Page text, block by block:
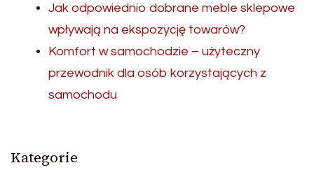
Jak odpowiednio dobrane meble sklepowe
wpływają na ekspozycję towarów?
Komfort w samochodzie – użyteczny
przewodnik dla osób korzystających z
samochodu
Kategorie